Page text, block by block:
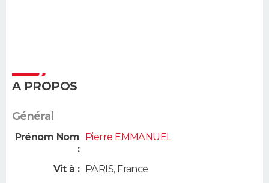
A PROPOS
Général
Prénom Nom
:
Pierre EMMANUEL
Vit à : PARIS, France